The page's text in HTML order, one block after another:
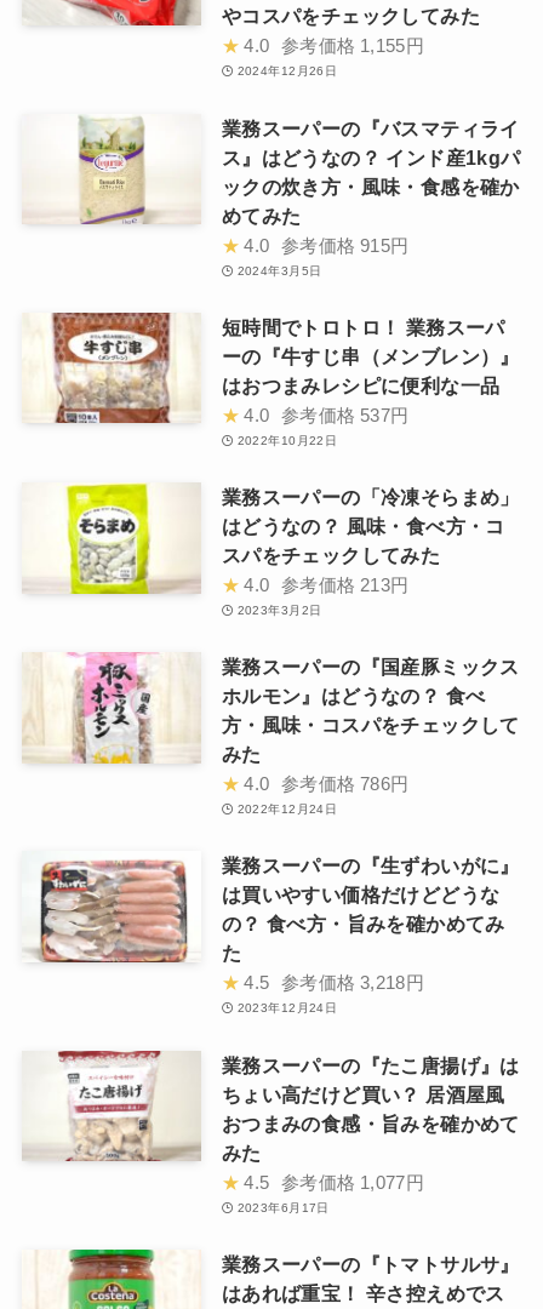
やコスパをチェックしてみた
★ 4.0 参考価格 1,155円
2024年12月26日
業務スーパーの『バスマティライ
ス』はどうなの？ インド産1kgパ
ックの炊き方・風味・食感を確か
めてみた
★ 4.0 参考価格 915円
2024年3月5日
短時間でトロトロ！ 業務スーパ
ーの『牛すじ串（メンブレン）』
はおつまみレシピに便利な一品
★ 4.0 参考価格 537円
2022年10月22日
業務スーパーの「冷凍そらまめ」
はどうなの？ 風味・食べ方・コ
スパをチェックしてみた
★ 4.0 参考価格 213円
2023年3月2日
業務スーパーの『国産豚ミックス
ホルモン』はどうなの？ 食べ
方・風味・コスパをチェックして
みた
★ 4.0 参考価格 786円
2022年12月24日
業務スーパーの『生ずわいがに』
は買いやすい価格だけどどうな
の？ 食べ方・旨みを確かめてみ
た
★ 4.5 参考価格 3,218円
2023年12月24日
業務スーパーの『たこ唐揚げ』は
ちょい高だけど買い？ 居酒屋風
おつまみの食感・旨みを確かめて
みた
★ 4.5 参考価格 1,077円
2023年6月17日
業務スーパーの『トマトサルサ』
はあれば重宝！ 辛さ控えめでス